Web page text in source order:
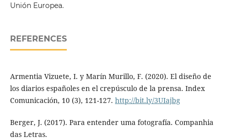
Unión Europea.
REFERENCES
Armentia Vizuete, I. y Marín Murillo, F. (2020). El diseño de
los diarios españoles en el crepúsculo de la prensa. Index
Comunicación, 10 (3), 121-127. http://bit.ly/3UIajbg
Berger, J. (2017). Para entender uma fotografía. Companhia
das Letras.